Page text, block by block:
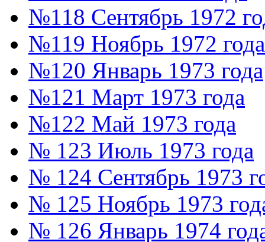
№118 Сентябрь 1972
№119 Ноябрь 1972 года
№120 Январь 1973 года
№121 Март 1973 года
№122 Май 1973 года
№ 123 Июль 1973 года
№ 124 Сентябрь 1973
№ 125 Ноябрь 1973
№ 126 Январь 1974